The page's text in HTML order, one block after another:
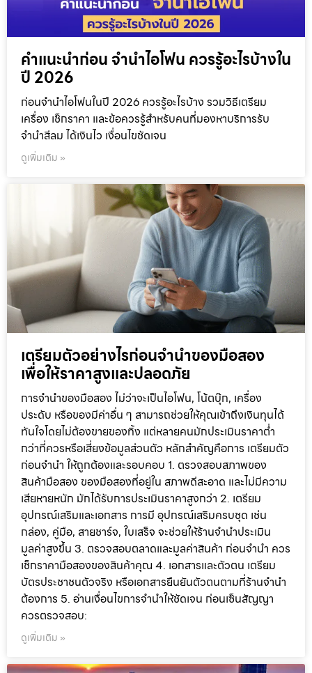
คำแนะนำก่อน จำนำไอโฟน ควรรู้อะไรบ้างใน
ปี 2026
ก่อนจำนำไอโฟนในปี 2026 ควรรู้อะไรบ้าง รวมวิธีเตรียม
เครื่อง เช็กราคา และข้อควรรู้สำหรับคนที่มองหาบริการรับ
จำนำสีลม ได้เงินไว เงื่อนไขชัดเจน
ดูเพิ่มเติม »
เตรียมตัวอย่างไรก่อนจำนำของมือสอง
เพื่อให้ราคาสูงและปลอดภัย
การจำนำของมือสอง ไม่ว่าจะเป็นไอโฟน, โน้ตบุ๊ก, เครื่อง
ประดับ หรือของมีค่าอื่น ๆ สามารถช่วยให้คุณเข้าถึงเงินทุนได้
ทันใจโดยไม่ต้องขายของทิ้ง แต่หลายคนมักประเมินราคาต่ำ
กว่าที่ควรหรือเสี่ยงข้อมูลส่วนตัว หลักสำคัญคือการ เตรียมตัว
ก่อนจำนำ ให้ถูกต้องและรอบคอบ 1. ตรวจสอบสภาพของ
สินค้ามือสอง ของมือสองที่อยู่ใน สภาพดีสะอาด และไม่มีความ
เสียหายหนัก มักได้รับการประเมินราคาสูงกว่า 2. เตรียม
อุปกรณ์เสริมและเอกสาร การมี อุปกรณ์เสริมครบชุด เช่น
กล่อง, คู่มือ, สายชาร์จ, ใบเสร็จ จะช่วยให้ร้านจำนำประเมิน
มูลค่าสูงขึ้น 3. ตรวจสอบตลาดและมูลค่าสินค้า ก่อนจำนำ ควร
เช็กราคามือสองของสินค้าคุณ 4. เอกสารและตัวตน เตรียม
บัตรประชาชนตัวจริง หรือเอกสารยืนยันตัวตนตามที่ร้านจำนำ
ต้องการ 5. อ่านเงื่อนไขการจำนำให้ชัดเจน ก่อนเซ็นสัญญา
ควรตรวจสอบ:
ดูเพิ่มเติม »